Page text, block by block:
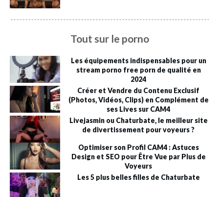
Tout sur le porno
Les équipements indispensables pour un
stream porno free porn de qualité en
2024
Créer et Vendre du Contenu Exclusif
(Photos, Vidéos, Clips) en Complément de
ses Lives sur CAM4
Livejasmin ou Chaturbate, le meilleur site
de divertissement pour voyeurs ?
Optimiser son Profil CAM4 : Astuces
Design et SEO pour Être Vue par Plus de
Voyeurs
Les 5 plus belles filles de Chaturbate